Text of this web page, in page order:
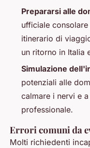
Prepararsi alle
ufficiale
itinerario di
un ritorno in Italia
Simulazione
potenziali alle
calmare i nervi e
professionale.
Errori comuni da
Molti richiedenti